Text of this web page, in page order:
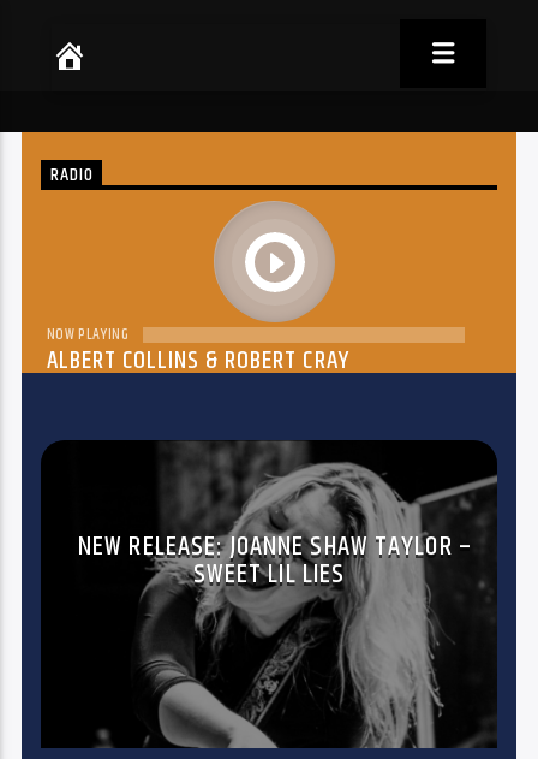
RADIO
play
NOW PLAYING
ALBERT COLLINS & ROBERT CRAY
NEW RELEASE: JOANNE SHAW TAYLOR –
SWEET LIL LIES